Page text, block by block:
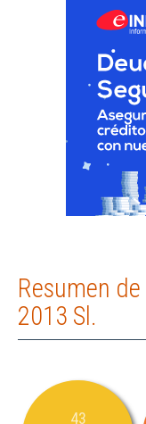
Resumen
2013 Sl.
43